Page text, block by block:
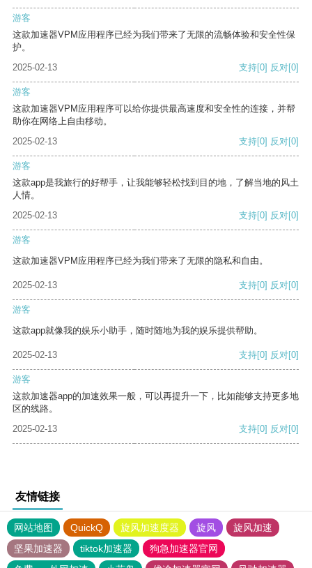
游客
这款加速器VPM应用程序已经为我们带来了无限的流畅体验和安全性保
护。
2025-02-13
支持[0] 反对[0]
游客
这款加速器VPM应用程序可以给你提供最高速度和安全性的连接，并帮
助你在网络上自由移动。
2025-02-13
支持[0] 反对[0]
游客
这款app是我旅行的好帮手，让我能够轻松找到目的地，了解当地的风土
人情。
2025-02-13
支持[0] 反对[0]
游客
这款加速器VPM应用程序已经为我们带来了无限的隐私和自由。
2025-02-13 支持[0] 反对[0]
游客
这款app就像我的娱乐小助手，随时随地为我的娱乐提供帮助。
2025-02-13 支持[0] 反对[0]
游客
这款加速器app的加速效果一般，可以再提升一下，比如能够支持更多地
区的线路。
2025-02-13
支持[0] 反对[0]
友情链接
网站地图 QuickQ 旋风加速度器 旋风
旋风加速
坚果加速器
tiktok加速器
狗急加速器官网